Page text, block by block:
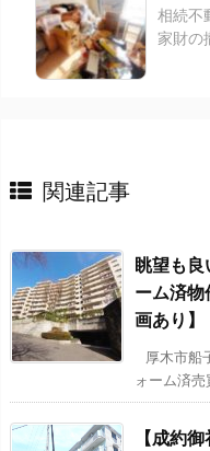
相続不
家財の
関連記事
眺望も
ーム済
画あり】
厚木市船
ォーム済
【成約